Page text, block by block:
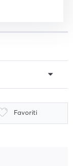
Favoriti